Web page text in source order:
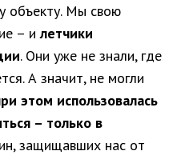
объекту. Мы свою
– илетчики
. Они уже не знали, где
А значит, не могли
этом использовалась
– только в
защищавших нас от